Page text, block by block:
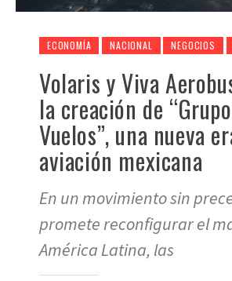
ECONOMÍA NACIONAL NEGOCIOS
Volaris y Viva
la creación de
Vuelos”, una nueva
aviación mexicana
En un movimiento sin
promete reconfigurar el
América Latina, las